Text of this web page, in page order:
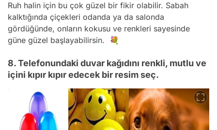
Ruh halin için bu çok güzel bir fikir olabilir. Sabah
kalktığında çiçekleri odanda ya da salonda
gördüğünde, onların kokusu ve renkleri sayesinde
güne güzel başlayabilirsin. 💐
8. Telefonundaki duvar kağıdını renkli, mutlu ve
içini kıpır kıpır edecek bir resim seç.